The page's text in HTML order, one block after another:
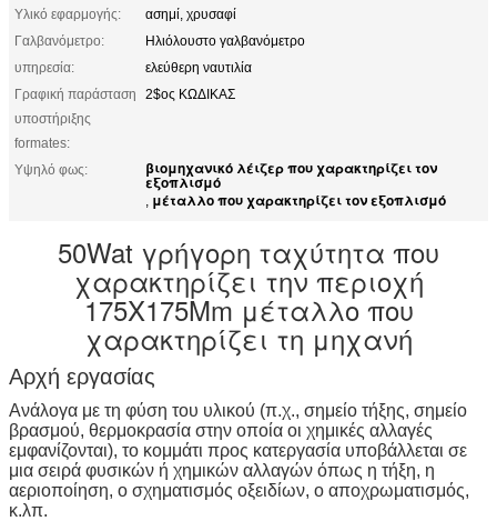
Υλικό εφαρμογής:
ασημί, χρυσαφί
Γαλβανόμετρο:
Ηλιόλουστο γαλβανόμετρο
υπηρεσία:
ελεύθερη ναυτιλία
Γραφική παράσταση
υποστήριξης
formates:
2$ος ΚΩΔΙΚΑΣ
Υψηλό φως: βιομηχανικό λέιζερ που χαρακτηρίζει τον
εξοπλισμό
, μέταλλο που χαρακτηρίζει τον εξοπλισμό
50Wat γρήγορη ταχύτητα που
χαρακτηρίζει την περιοχή
175X175Mm μέταλλο που
χαρακτηρίζει τη μηχανή
Αρχή εργασίας
Ανάλογα με τη φύση του υλικού (π.χ., σημείο τήξης, σημείο
βρασμού, θερμοκρασία στην οποία οι χημικές αλλαγές
εμφανίζονται), το κομμάτι προς κατεργασία υποβάλλεται σε
μια σειρά φυσικών ή χημικών αλλαγών όπως η τήξη, η
αεριοποίηση, ο σχηματισμός οξειδίων, ο αποχρωματισμός,
κ.λπ.